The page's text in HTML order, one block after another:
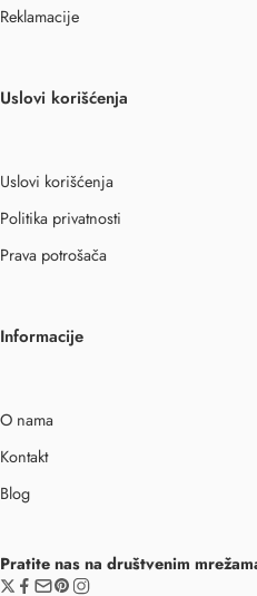
Reklamacije
Uslovi korišćenja
Uslovi korišćenja
Politika privatnosti
Prava potrošača
Informacije
O nama
Kontakt
Blog
Pratite nas na društvenim